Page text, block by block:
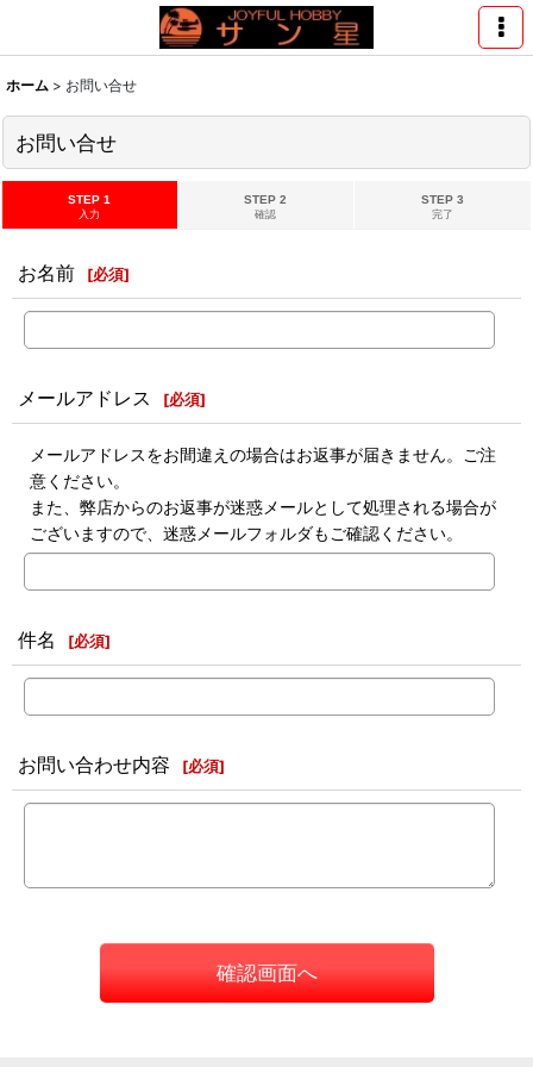
ホーム > お問い合せ
お問い合せ
STEP 1
入力
STEP 2
確認
STEP 3
完了
お名前 [必須]
メールアドレス [必須]
メールアドレスをお間違えの場合はお返事が届きません。ご注
意ください。
また、弊店からのお返事が迷惑メールとして処理される場合が
ございますので、迷惑メールフォルダもご確認ください。
件名 [必須]
お問い合わせ内容 [必須]
確認画面へ